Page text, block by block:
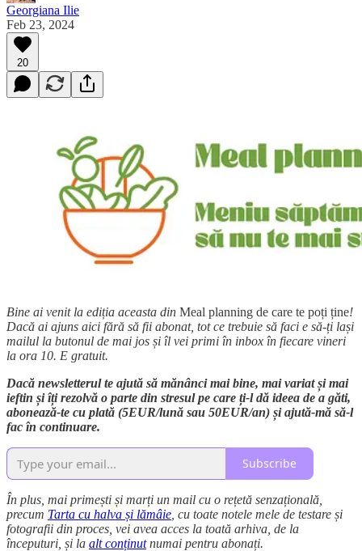
Georgiana Ilie
Feb 23, 2024
20
Bine ai venit la ediția aceasta din Meal planning de care te poți ține!
Dacă ai ajuns aici fără să fii abonat, tot ce trebuie să faci e să-ți lași
mailul la butonul de mai jos și îl vei primi în inbox în fiecare vineri
la ora 10. E gratuit.
Dacă newsletterul te ajută să mănânci mai bine, mai variat și mai
ieftin și îți rezolvă o parte din stresul pe care ți-l dă ideea de a găti,
abonează-te cu plată (5EUR/lună sau 50EUR/an) și ajută-mă să-l
fac în continuare.
Subscribe
În plus, mai primești și marți un mail cu o rețetă senzațională,
precum Tarta cu halva și lămâie , cu toate notele mele de testare și
fotografii din proces, vei avea acces la toată arhiva, de la
începuturi, și la alt conținutnumai pentru abonați.